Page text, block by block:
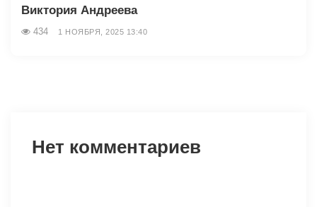
Виктория Андреева
434 1 НОЯБРЯ, 2025 13:40
Нет комментариев